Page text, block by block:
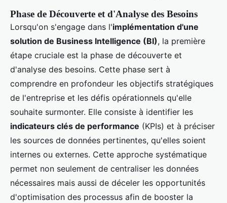
Phase de Découverte et d'Analyse des Besoins
Lorsqu'on s'engage dans l'implémentation d'une
solution de Business Intelligence (BI), la première
étape cruciale est la phase de découverte et
d'analyse des besoins. Cette phase sert à
comprendre en profondeur les objectifs stratégiques
de l'entreprise et les défis opérationnels qu'elle
souhaite surmonter. Elle consiste à identifier les
indicateurs clés de performance (KPIs) et à préciser
les sources de données pertinentes, qu'elles soient
internes ou externes. Cette approche systématique
permet non seulement de centraliser les données
nécessaires mais aussi de déceler les opportunités
d'optimisation des processus afin de booster la